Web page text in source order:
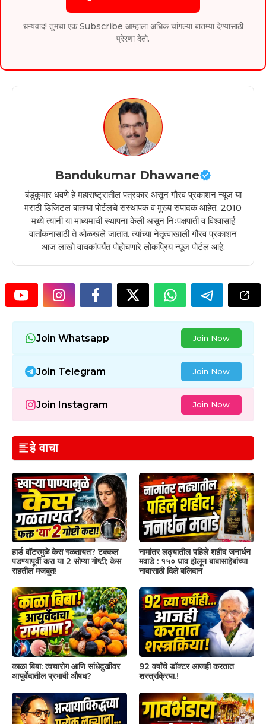
धन्यवाद! तुमचा एक Subscribe आम्हाला अधिक चांगल्या बातम्या देण्यासाठी
प्रेरणा देतो.
Bandukumar Dhawane
बंडूकुमार धवणे हे महाराष्ट्रातील पत्रकार असून गौरव प्रकाशन न्यूज या
मराठी डिजिटल बातम्या पोर्टलचे संस्थापक व मुख्य संपादक आहेत. 2010
मध्ये त्यांनी या माध्यमाची स्थापना केली असून निःपक्षपाती व विश्वासार्ह
वार्तांकनासाठी ते ओळखले जातात. त्यांच्या नेतृत्वाखाली गौरव प्रकाशन
आज लाखो वाचकांपर्यंत पोहोचणारे लोकप्रिय न्यूज पोर्टल आहे.
Join Whatsapp Join Now
Join Telegram Join Now
Join Instagram Join Now
हे वाचा
हार्ड वॉटरमुळे केस गळतायत? टक्कल
पडण्यापूर्वी करा या 2 सोप्या गोष्टी; केस
राहतील मजबूत!
नामांतर लढ्यातील पहिले शहीद जनार्धन
मवाडे : १५० घाव झेलून बाबासाहेबांच्या
नावासाठी दिले बलिदान
काळा बिबा: त्वचारोग आणि सांधेदुखीवर
आयुर्वेदातील प्रभावी औषध?
92 वर्षांचे डॉक्टर आजही करतात
शस्त्रक्रिया.!